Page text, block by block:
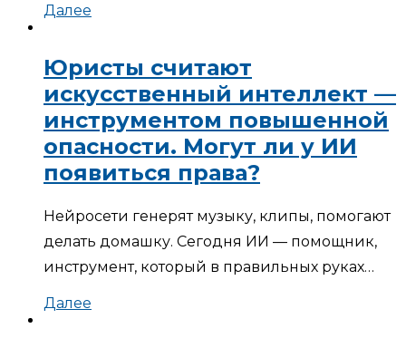
Далее
Юристы считают
искусственный интеллект —
инструментом повышенной
опасности. Могут ли у ИИ
появиться права?
Нейросети генерят музыку, клипы, помогают
делать домашку. Сегодня ИИ — помощник,
инструмент, который в правильных руках…
Далее